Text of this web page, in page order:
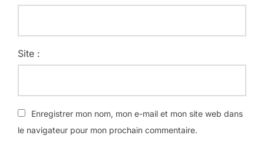
Site :
Enregistrer mon nom, mon e-mail et mon site web dans
le navigateur pour mon prochain commentaire.